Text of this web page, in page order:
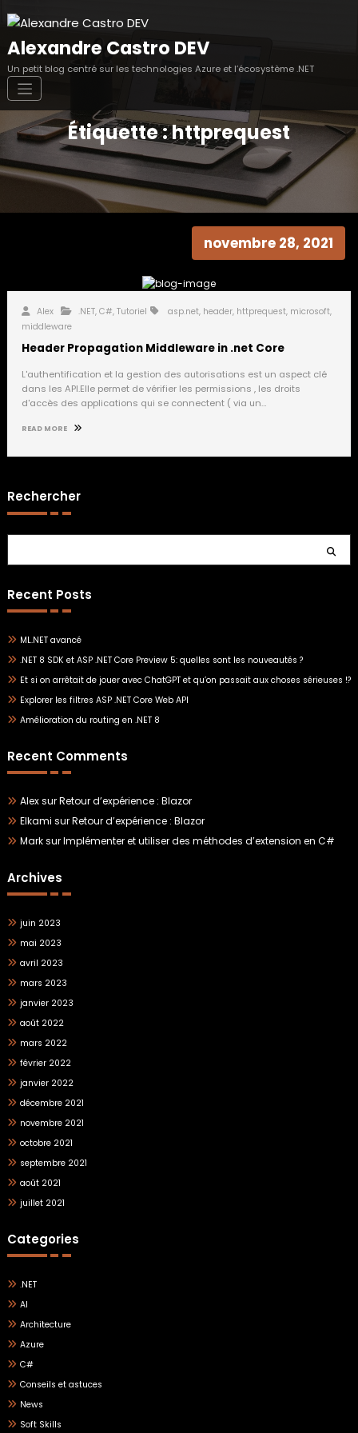
au
Alexandre Castro DEV
Un petit blog centré sur les technologies Azure et l’écosystème .NET
Étiquette : httprequest
novembre 28, 2021
Alex .NET, C#, Tutoriel asp.net, header, httprequest, microsoft,
middleware
Header Propagation Middleware in .net Core
L'authentification et la gestion des autorisations est un aspect clé
dans les API.Elle permet de vérifier les permissions , les droits
d'accès des applications qui se connectent ( via un…
READ MORE
Rechercher
Recent Posts
ML.NET avancé
.NET 8 SDK et ASP .NET Core Preview 5: quelles sont les nouveautés ?
Et si on arrêtait de jouer avec ChatGPT et qu’on passait aux choses sérieuses !?
Explorer les filtres ASP .NET Core Web API
Amélioration du routing en .NET 8
Recent Comments
AlexsurRetour d’expérience : Blazor
Elkami surRetour d’expérience : Blazor
MarksurImplémenter et utiliser des méthodes d’extension en C#
Archives
juin 2023
mai 2023
avril 2023
mars 2023
janvier 2023
août 2022
mars 2022
février 2022
janvier 2022
décembre 2021
novembre 2021
octobre 2021
septembre 2021
août 2021
juillet 2021
Categories
.NET
AI
Architecture
Azure
C#
Conseils et astuces
News
Soft Skills